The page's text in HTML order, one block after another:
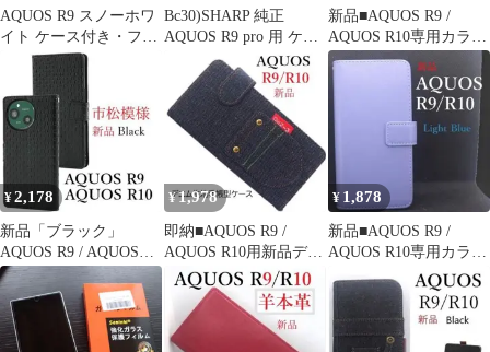
AQUOS R9 スノーホワ
イト ケース付き・フィ
ルム貼付済
Bc30)SHARP 純正
AQUOS R9 pro 用 ケー
新品■AQUOS R9 /
AQUOS R10専用カラー
手帳型ケース「オレン
¥2,178
新品「ブラック」
AQUOS R9 / AQUOS
R10専用市松模様手帳
型ケース
¥1,978
即納■AQUOS R9 /
AQUOS R10用新品デニ
ムデザイン手帳型ケー
¥ 1,878
新品■AQUOS R9 /
AQUOS R10専用カラー
手帳型ケース「Lブル
ー」